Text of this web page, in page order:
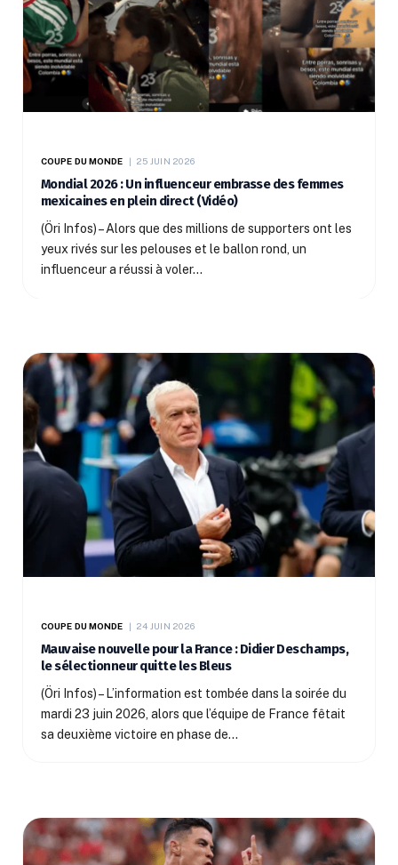
COUPE DU MONDE 25 JUIN 2026
Mondial 2026 : Un influenceur embrasse des femmes
mexicaines en plein direct (Vidéo)
(Öri Infos) – Alors que des millions de supporters ont les
yeux rivés sur les pelouses et le ballon rond, un
influenceur a réussi à voler…
COUPE DU MONDE 24 JUIN 2026
Mauvaise nouvelle pour la France : Didier Deschamps,
le sélectionneur quitte les Bleus
(Öri Infos) – L’information est tombée dans la soirée du
mardi 23 juin 2026, alors que l’équipe de France fêtait
sa deuxième victoire en phase de…